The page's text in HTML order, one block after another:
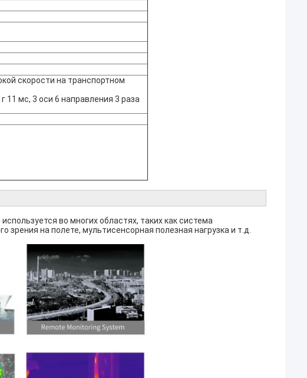
скорости на транспортном
11 мс, 3 оси 6 направления 3 раза
во многих областях, таких как система
на полете, мультисенсорная полезная нагрузка и т.д.